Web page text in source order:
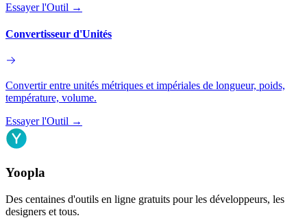
Essayer l'Outil →
Convertisseur d'Unités
Convertir entre unités métriques et impériales de longueur, poids,
température, volume.
Essayer l'Outil →
Yoopla
Des centaines d'outils en ligne gratuits pour les développeurs, les
designers et tous.